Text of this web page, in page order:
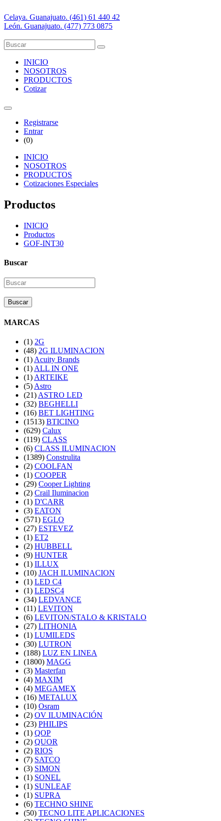
Celaya. Guanajuato. (461) 61 440 42
León. Guanajuato. (477) 773 0875
INICIO
NOSOTROS
PRODUCTOS
Cotizar
Registrarse
Entrar
(0)
INICIO
NOSOTROS
PRODUCTOS
Cotizaciones Especiales
Productos
INICIO
Productos
GOF-INT30
Buscar
Buscar
MARCAS
(1) 2G
(48) 2G ILUMINACION
(1) Acuity Brands
(1) ALL IN ONE
(1) ARTEIKE
(5) Astro
(21) ASTRO LED
(32) BEGHELLI
(16) BET LIGHTING
(1513) BTICINO
(629) Calux
(119) CLASS
(6) CLASS ILUMINACION
(1389) Construlita
(2) COOLFAN
(1) COOPER
(29) Cooper Lighting
(2) Crail Iluminacion
(1) D'CARR
(3) EATON
(571) EGLO
(27) ESTEVEZ
(1) ET2
(2) HUBBELL
(9) HUNTER
(1) ILLUX
(10) JACH ILUMINACION
(1) LED C4
(1) LEDSC4
(34) LEDVANCE
(11) LEVITON
(6) LEVITON/STALO & KRISTALO
(27) LITHONIA
(1) LUMILEDS
(30) LUTRON
(188) LUZ EN LINEA
(1800) MAGG
(3) Masterfan
(4) MAXIM
(4) MEGAMEX
(16) METALUX
(10) Osram
(2) OV ILUMINACIÓN
(23) PHILIPS
(1) QOP
(2) QUOR
(2) RIOS
(7) SATCO
(3) SIMON
(1) SONEL
(1) SUNLEAF
(1) SUPRA
(6) TECHNO SHINE
(50) TECNO LITE APLICACIONES